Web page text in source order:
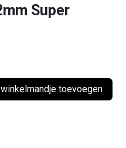
Super
toevoegen